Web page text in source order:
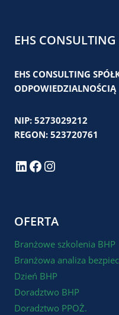
EHS CONSULTING
EHS CONSULTING
ODPOWIEDZIALNOŚCIĄ
NIP: 5273029212
REGON: 523720761
LinkedIn
Facebook
Instagram
OFERTA
Branżowe szkolenia BHP
Branżowa analiza
Dzień BHP
Doradztwo BHP
Doradztwo PPOŻ.